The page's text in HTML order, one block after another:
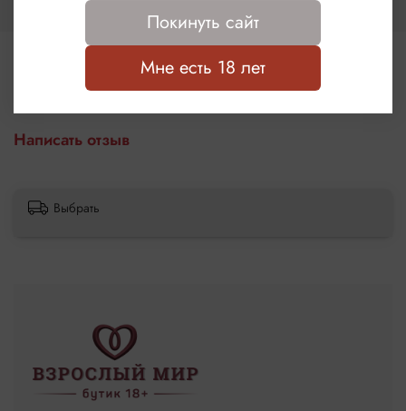
Написать отзыв
Выбрать
Покинуть сайт
Мне есть 18 лет